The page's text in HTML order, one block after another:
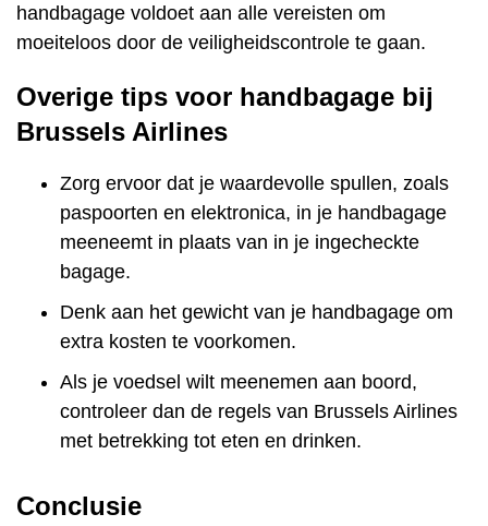
handbagage voldoet aan alle vereisten om
moeiteloos door de veiligheidscontrole te gaan.
Overige tips voor handbagage bij
Brussels Airlines
Zorg ervoor dat je waardevolle spullen, zoals
paspoorten en elektronica, in je handbagage
meeneemt in plaats van in je ingecheckte
bagage.
Denk aan het gewicht van je handbagage om
extra kosten te voorkomen.
Als je voedsel wilt meenemen aan boord,
controleer dan de regels van Brussels Airlines
met betrekking tot eten en drinken.
Conclusie